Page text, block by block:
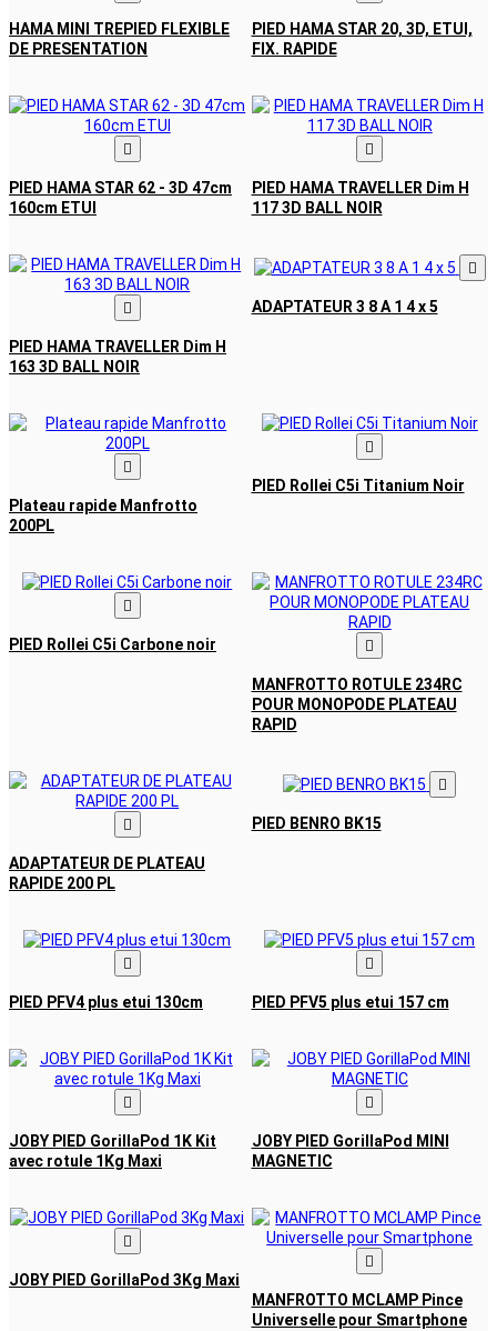
HAMA MINI TREPIED FLEXIBLE
DE PRESENTATION
PIED HAMA STAR 20, 3D, ETUI,
FIX. RAPIDE

PIED HAMA STAR 62 - 3D 47cm
160cm ETUI

PIED HAMA TRAVELLER Dim H
117 3D BALL NOIR

PIED HAMA TRAVELLER Dim H
163 3D BALL NOIR

ADAPTATEUR 3 8 A 1 4 x 5

Plateau rapide Manfrotto
200PL

PIED Rollei C5i Titanium Noir

PIED Rollei C5i Carbone noir 
MANFROTTO ROTULE 234RC
POUR MONOPODE PLATEAU
RAPID

ADAPTATEUR DE PLATEAU
RAPIDE 200 PL

PIED BENRO BK15

PIED PFV4 plus etui 130cm

PIED PFV5 plus etui 157 cm

JOBY PIED GorillaPod 1K Kit
avec rotule 1Kg Maxi

JOBY PIED GorillaPod MINI
MAGNETIC

JOBY PIED GorillaPod 3Kg Maxi

MANFROTTO MCLAMP Pince
Universelle pour Smartphone